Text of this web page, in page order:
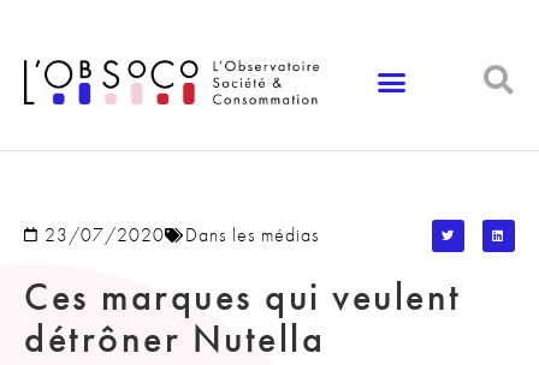
23/07/2020 Dans les médias
Ces marques qui veulent
détrôner Nutella